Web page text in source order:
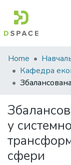
Communities
&
Collections
Statistics
Home
у
сфери